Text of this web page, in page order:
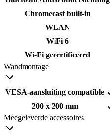
Chromecast built-in
WLAN
WiFi 6
Wi-Fi gecertificeerd
Wandmontage
VESA-aansluiting compatible
200 x 200 mm
Meegeleverde accessoires